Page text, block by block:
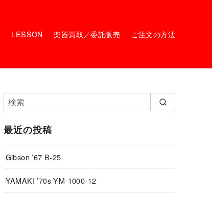
LESSON 楽器買取／委託販売 ご注文の方法
最近の投稿
Gibson ’67 B-25
YAMAKI ’70s YM-1000-12